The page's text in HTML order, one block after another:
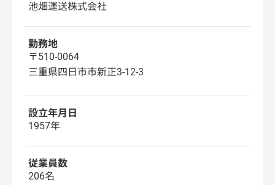
池畑運送株式会社
勤務地
〒510-0064
三重県四日市市新正3-12-3
設立年月日
1957年
従業員数
206名